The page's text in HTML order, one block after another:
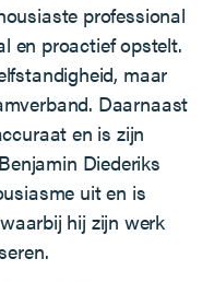
professional
en proactief opstelt.
maar
Daarnaast
en is zijn
Diederiks
uit en is
hij zijn werk